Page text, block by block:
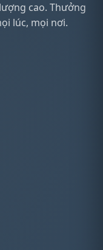
cao. Thưởng
lúc, mọi nơi.